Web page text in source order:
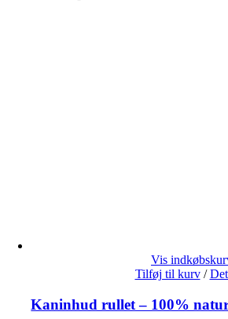
Vis
Tilføj til kurv /
Kaninhud rullet – 100%